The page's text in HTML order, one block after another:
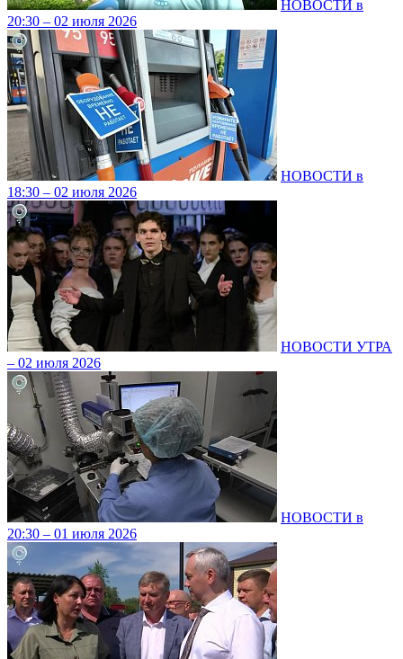
НОВОСТИ в
20:30 – 02 июля 2026
НОВОСТИ в
18:30 – 02 июля 2026
НОВОСТИ УТРА
– 02 июля 2026
НОВОСТИ в
20:30 – 01 июля 2026